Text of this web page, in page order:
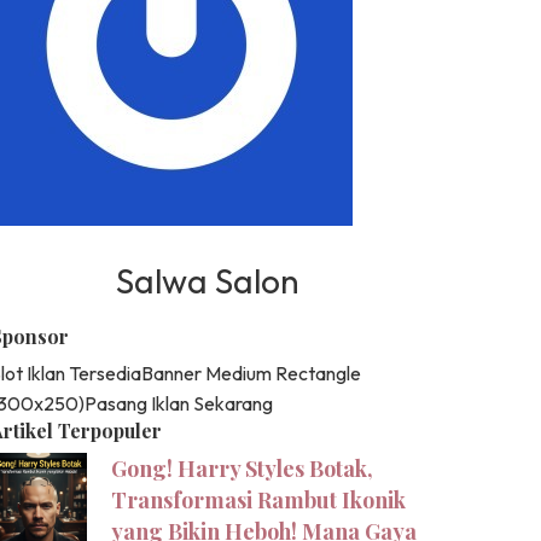
Salwa Salon
Iklan TersediaBanner Medium Rectangle
Pasang Iklan Sekarang
Terpopuler
Gong! Harry Styles Botak,
Transformasi Rambut Ikonik
yang Bikin Heboh! Mana Gaya